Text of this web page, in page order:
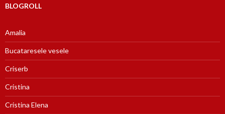
BLOGROLL
Amalia
Bucataresele vesele
Criserb
Cristina
Cristina Elena